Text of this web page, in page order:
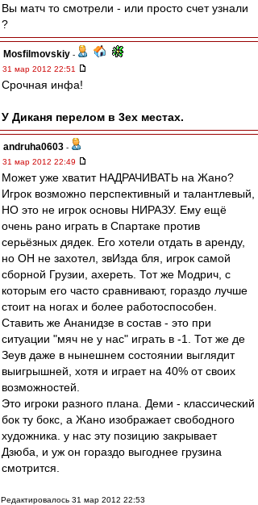
Вы матч то смотрели - или просто счет узнали
?
Mosfilmovskiy -
31 мар 2012 22:51
Срочная инфа!
У Диканя перелом в 3ех местах.
andruha0603 -
31 мар 2012 22:49
Может уже хватит НАДРАЧИВАТЬ на Жано?
Игрок возможно перспективный и талантлевый,
НО это не игрок основы НИРАЗУ. Ему ещё
очень рано играть в Спартаке против
серьёзных дядек. Его хотели отдать в аренду,
но ОН не захотел, звИзда бля, игрок самой
сборной Грузии, ахереть. Тот же Модрич, с
которым его часто сравнивают, гораздо лучше
стоит на ногах и более работоспособен.
Ставить же Ананидзе в состав - это при
ситуации "мяч не у нас" играть в -1. Тот же де
Зеув даже в нынешнем состоянии выглядит
выигрышней, хотя и играет на 40% от своих
возможностей.
Это игроки разного плана. Деми - классический
бок ту бокс, а Жано изображает свободного
художника. у нас эту позицию закрывает
Дзюба, и уж он гораздо выгоднее грузина
смотрится.
Редактировалось 31 мар 2012 22:53